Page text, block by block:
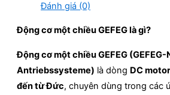
Đánh giá (0)
Động cơ một chiều GEFEG là gì?
Động cơ một chiều GEFEG (GEFEG-
Antriebssysteme) là dòng DC
đến từ Đức, chuyên dùng trong các